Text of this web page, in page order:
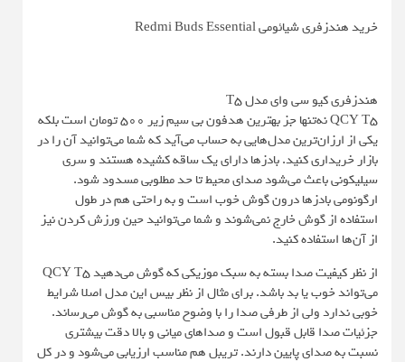
خرید هندزفری شیائومی Redmi Buds Essential
هندزفری کیو سی وای مدل T5
QCY T5 نه‌تنها جز بهترین هدفون بی سیم زیر 500 تومان است بلکه
یکی از ارزان‌ترین مدل‌هایی به حساب می‌آید که شما می‌توانید آن را در
بازار خریداری کنید. بادزها دارای یک ساقه کشیده هستند و سری
سیلیکونی باعث می‌شود صدای محیط تا حد مطلوبی مسدود شود.
ارگونومی بادزها درون گوش خوب است و به راحتی هم در طول
استفاده از گوش خارج نمی‌شوند و شما می‌توانید حین ورزش کردن نیز
از آن‌ها استفاده کنید.
از نظر کیفیت صدا بسته به سبک موزیکی که گوش می‌دهید QCY T5
می‌تواند خوب یا بد باشد. برای مثال از نظر بیس این مدل اصلا شرایط
خوبی ندارد ولی از طرفی صدا را با وضوح مناسبی به گوش می‌رساند.
جزئیات صدا قابل قبول است و صداهای میانی و بالا دقت بیشتری
نسبت به صدای پایین دارند. تریبل هم مناسب ارزیابی می‌شود و در کل